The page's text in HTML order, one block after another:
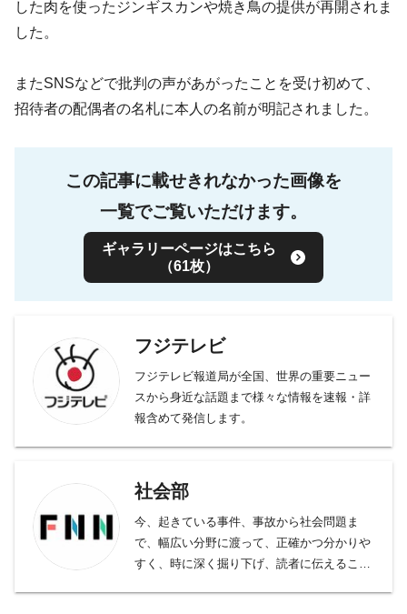
した肉を使ったジンギスカンや焼き鳥の提供が再開されま
した。
またSNSなどで批判の声があがったことを受け初めて、
招待者の配偶者の名札に本人の名前が明記されました。
この記事に載せきれなかった画像を
一覧でご覧いただけます。
ギャラリーページはこちら
（61枚）
フジテレビ
フジテレビ報道局が全国、世界の重要ニュー
スから身近な話題まで様々な情報を速報・詳
報含めて発信します。
社会部
今、起きている事件、事故から社会問題ま
で、幅広い分野に渡って、正確かつ分かりや
すく、時に深く掘り下げ、読者に伝えること